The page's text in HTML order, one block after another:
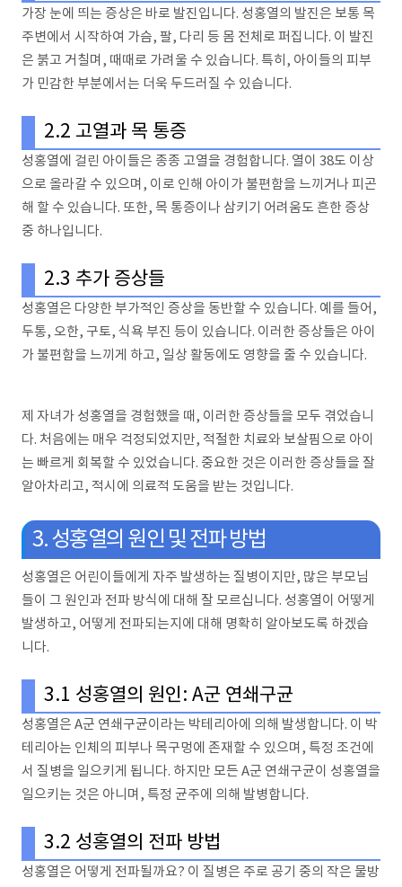
가장 눈에 띄는 증상은 바로 발진입니다. 성홍열의 발진은 보통 목
주변에서 시작하여 가슴, 팔, 다리 등 몸 전체로 퍼집니다. 이 발진
은 붉고 거칠며, 때때로 가려울 수 있습니다. 특히, 아이들의 피부
가 민감한 부분에서는 더욱 두드러질 수 있습니다.
2.2 고열과 목 통증
성홍열에 걸린 아이들은 종종 고열을 경험합니다. 열이 38도 이상
으로 올라갈 수 있으며, 이로 인해 아이가 불편함을 느끼거나 피곤
해 할 수 있습니다. 또한, 목 통증이나 삼키기 어려움도 흔한 증상
중 하나입니다.
2.3 추가 증상들
성홍열은 다양한 부가적인 증상을 동반할 수 있습니다. 예를 들어,
두통, 오한, 구토, 식욕 부진 등이 있습니다. 이러한 증상들은 아이
가 불편함을 느끼게 하고, 일상 활동에도 영향을 줄 수 있습니다.
제 자녀가 성홍열을 경험했을 때, 이러한 증상들을 모두 겪었습니
다. 처음에는 매우 걱정되었지만, 적절한 치료와 보살핌으로 아이
는 빠르게 회복할 수 있었습니다. 중요한 것은 이러한 증상들을 잘
알아차리고, 적시에 의료적 도움을 받는 것입니다.
3. 성홍열의 원인 및 전파 방법
성홍열은 어린이들에게 자주 발생하는 질병이지만, 많은 부모님
들이 그 원인과 전파 방식에 대해 잘 모르십니다. 성홍열이 어떻게
발생하고, 어떻게 전파되는지에 대해 명확히 알아보도록 하겠습
니다.
3.1 성홍열의 원인: A군 연쇄구균
성홍열은 A군 연쇄구균이라는 박테리아에 의해 발생합니다. 이 박
테리아는 인체의 피부나 목구멍에 존재할 수 있으며, 특정 조건에
서 질병을 일으키게 됩니다. 하지만 모든 A군 연쇄구균이 성홍열을
일으키는 것은 아니며, 특정 균주에 의해 발병합니다.
3.2 성홍열의 전파 방법
성홍열은 어떻게 전파될까요? 이 질병은 주로 공기 중의 작은 물방